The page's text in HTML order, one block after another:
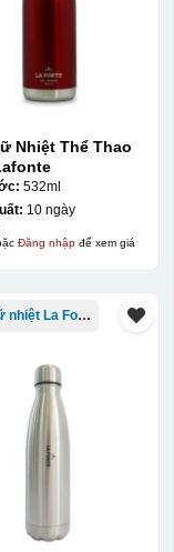
và biến mất để
link="file"
trượt nước
Nhiệt Thể Thao
Lafonte
532ml
10 ngày
Đăng nhậpđể xem giá
Bình giữ nhiệt La Fonte